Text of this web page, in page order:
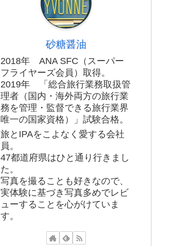
砂糖醤油
2018年 ANA SFC（スーパー
フライヤーズ会員）取得。
2019年 「総合旅行業務取扱管
理者（国内・海外両方の旅行業
務を管理・監督できる旅行業界
唯一の国家資格）」試験合格。
旅とIPAをこよなく愛する会社
員。
47都道府県はひと通り行きまし
た。
写真を撮ることも好きなので、
実体験に基づき写真多めでレビ
ューすることを心がけていま
す。